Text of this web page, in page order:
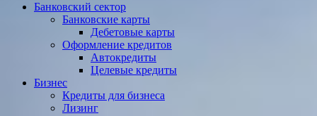
Банковский сектор
Банковские карты
Дебетовые карты
Оформление кредитов
Автокредиты
Целевые кредиты
Бизнес
Кредиты для бизнеса
Лизинг